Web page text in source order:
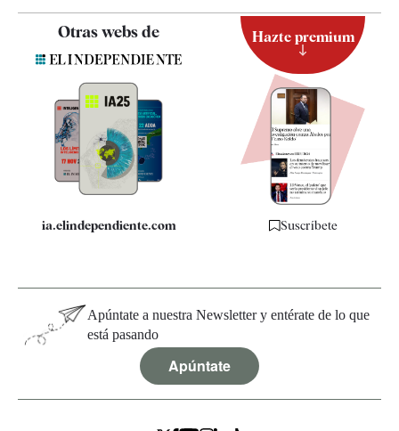
Quiénes somos
Especificaciones
Otras webs de
ia.elindependiente.com
Hazte premium
Suscríbete
Apúntate a nuestra Newsletter y entérate de lo que
está pasando
Apúntate